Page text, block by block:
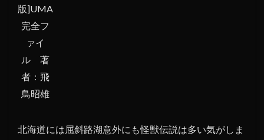
版]UMA
完全フ
ァイ
ル 著
者：飛
鳥昭雄
北海道には屈斜路湖意外にも怪獣伝説は多い気がしま